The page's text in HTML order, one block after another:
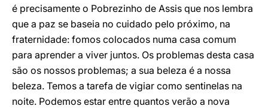
é precisamente o Pobrezinho de Assis que nos lembra
que a paz se baseia no cuidado pelo próximo, na
fraternidade: fomos colocados numa casa comum
para aprender a viver juntos. Os problemas desta casa
são os nossos problemas; a sua beleza é a nossa
beleza. Temos a tarefa de vigiar como sentinelas na
noite. Podemos estar entre quantos verão a nova